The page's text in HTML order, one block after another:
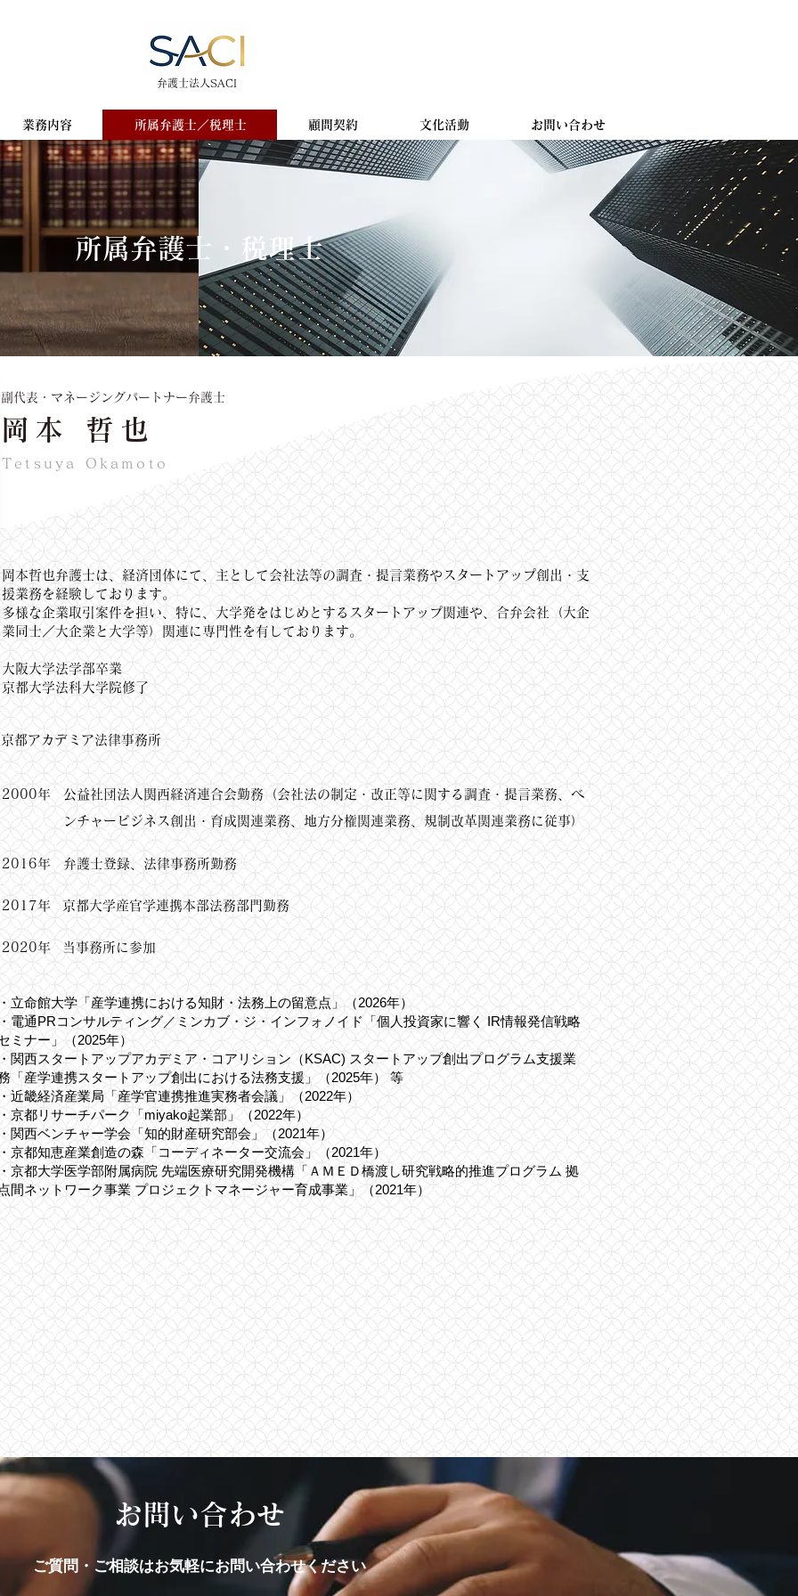
​​弁護士法人SACI
業務内容 所属弁護士／税理士 顧問契約 文化活動 お問い合わせ
​所属弁護士・税理士
副代表・マネージングパートナー弁護士
岡本 哲也
Tetsuya Okamoto
岡本哲也弁護士は、経済団体にて、主として会社法等の調査・提言業務やスタートアップ創出・支
援業務を経験しております。
多様な企業取引案件を担い、特に、大学発をはじめとするスタートアップ関連や、合弁会社（大企
業同士／大企業と大学等）関連に専門性を有しております。
大阪大学法学部卒業
京都大学法科大学院修了
京都アカデミア法律事務所
2000年
公益社団法人関西経済連合会勤務（会社法の制定・改正等に関する調査・提言業務、ベ
ンチャービジネス創出・育成関連業務、地方分権関連業務、規制改革関連業務に従事）
2016年 弁護士登録、法律事務所勤務
2017年 京都大学産官学連携本部法務部門勤務
2020年 当事務所に参加
立命館大学「産学連携における知財・法務上の留意点」（2026年）
電通PRコンサルティング／ミンカブ・ジ・インフォノイド「個人投資家に響く IR情報発信戦略
ミナー」（2025年）
関西スタートアップアカデミア・コアリション（KSAC) スタートアップ創出プログラム支援業
「産学連携スタートアップ創出における法務支援」（2025年） 等
近畿経済産業局「産学官連携推進実務者会議」（2022年）
京都リサーチパーク「miyako起業部」（2022年）​
関西ベンチャー学会「知的財産研究部会」（2021年）
京都知恵産業創造の森「コーディネーター交流会」（2021年）
京都大学医学部附属病院 先端医療研究開発機構「ＡＭＥＤ橋渡し研究戦略的推進プログラム 拠
間ネットワーク事業 プロジェクトマネージャー育成事業」（2021年）
お問い合わせ
ご質問・ご相談はお気軽にお問い合わせください